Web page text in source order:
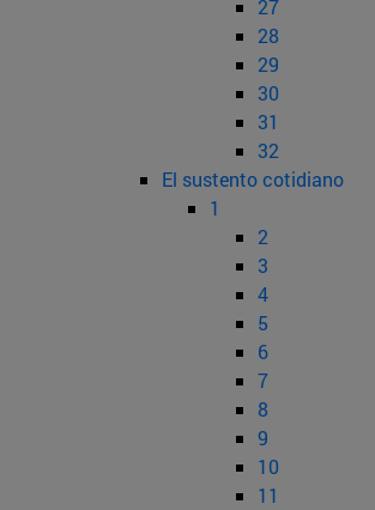
27
28
29
30
31
32
El sustento cotidiano
1
2
3
4
5
6
7
8
9
10
11